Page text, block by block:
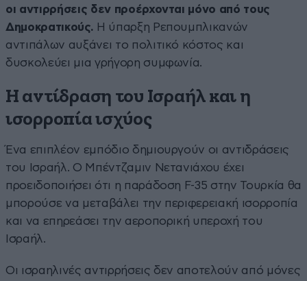
οι αντιρρήσεις δεν προέρχονται μόνο από τους
Δημοκρατικούς. Η ύπαρξη Ρεπουμπλικανών
αντιπάλων αυξάνει το πολιτικό κόστος και
δυσκολεύει μια γρήγορη συμφωνία.
Η αντίδραση του Ισραήλ και η
ισορροπία ισχύος
Ένα επιπλέον εμπόδιο δημιουργούν οι αντιδράσεις
του Ισραήλ. Ο Μπέντζαμιν Νετανιάχου έχει
προειδοποιήσει ότι η παράδοση F-35 στην Τουρκία θα
μπορούσε να μεταβάλει την περιφερειακή ισορροπία
και να επηρεάσει την αεροπορική υπεροχή του
Ισραήλ.
Οι ισραηλινές αντιρρήσεις δεν αποτελούν από μόνες